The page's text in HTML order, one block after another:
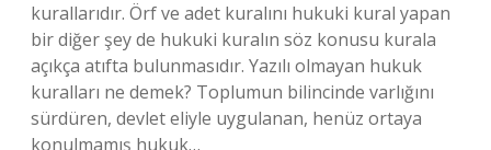
kurallarıdır. Örf ve adet kuralını hukuki kural yapan
bir diğer şey de hukuki kuralın söz konusu kurala
açıkça atıfta bulunmasıdır. Yazılı olmayan hukuk
kuralları ne demek? Toplumun bilincinde varlığını
sürdüren, devlet eliyle uygulanan, henüz ortaya
konulmamış hukuk…